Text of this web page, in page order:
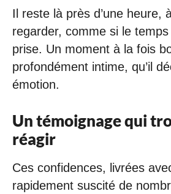
Il reste là près d’une heure,
regarder, comme si le temps
prise. Un moment à la fois
profondément intime, qu’il
émotion.
Un témoignage qui
réagir
Ces confidences, livrées
rapidement suscité de